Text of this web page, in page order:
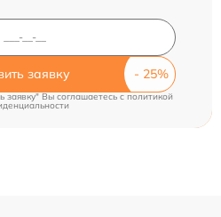
заявку
заявку" Вы соглашаетесь cполитикой